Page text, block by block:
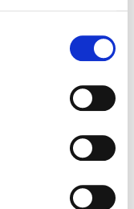
2,8
g prášku a
HMO
mlieku
vybavenie